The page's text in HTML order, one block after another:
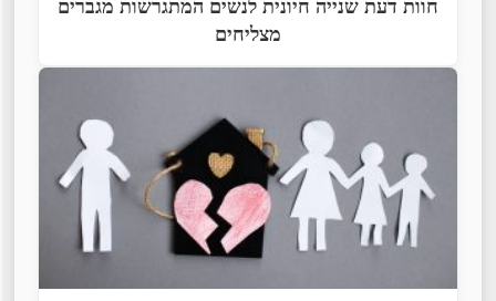
חוות דעת שנייה חיונית לנשים המתגרשות מגברים
מצליחים